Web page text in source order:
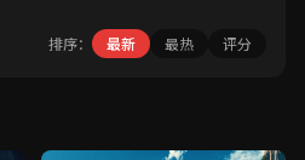
排序：
最新 最热 评分